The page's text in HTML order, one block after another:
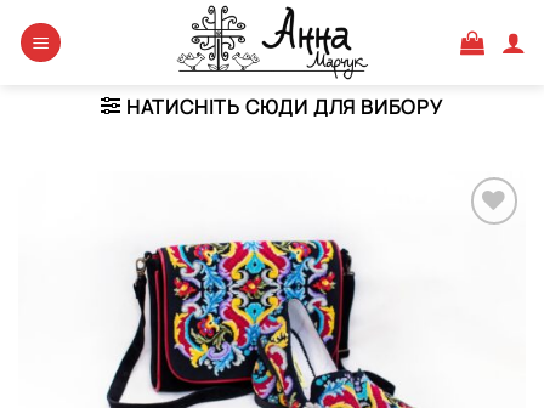
НАТИСНІТЬ СЮДИ ДЛЯ ВИБОРУ